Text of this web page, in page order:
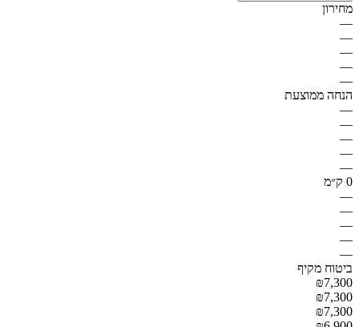
מחירון
—
—
—
—
—
הנחה ממוצעת
—
—
—
—
—
0 ק״מ
—
—
—
—
—
ביטוח מקיף
₪7,300
₪7,300
₪7,300